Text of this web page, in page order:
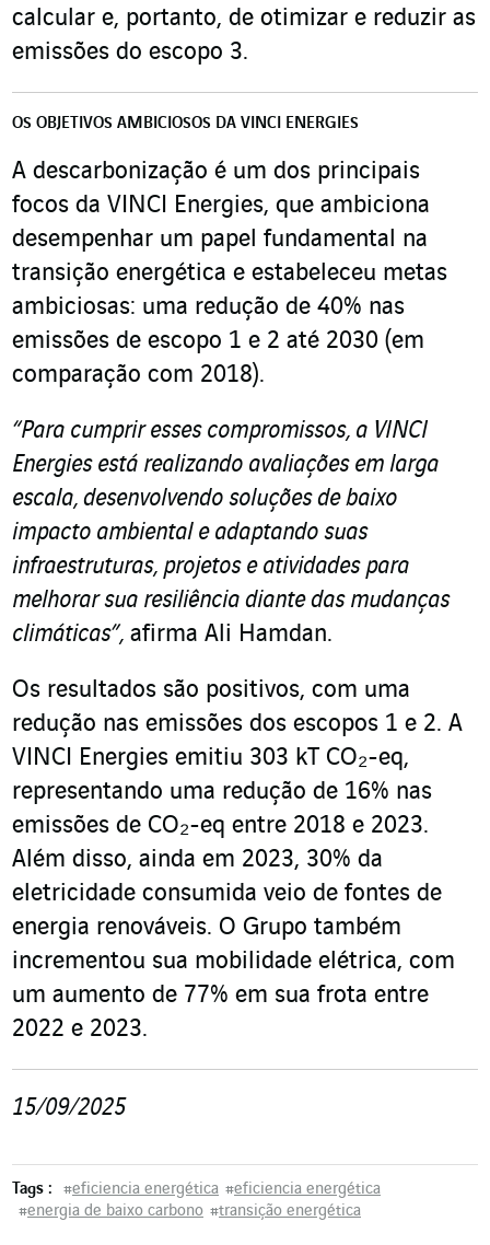
calcular e, portanto, de otimizar e reduzir as
emissões do escopo 3.
OS OBJETIVOS AMBICIOSOS DA VINCI ENERGIES
A descarbonização é um dos principais
focos da VINCI Energies, que ambiciona
desempenhar um papel fundamental na
transição energética e estabeleceu metas
ambiciosas: uma redução de 40% nas
emissões de escopo 1 e 2 até 2030 (em
comparação com 2018).
“Para cumprir esses compromissos, a VINCI
Energies está realizando avaliações em larga
escala, desenvolvendo soluções de baixo
impacto ambiental e adaptando suas
infraestruturas, projetos e atividades para
melhorar sua resiliência diante das mudanças
climáticas”, afirma Ali Hamdan.
Os resultados são positivos, com uma
redução nas emissões dos escopos 1 e 2. A
VINCI Energies emitiu 303 kT CO₂-eq,
representando uma redução de 16% nas
emissões de CO₂-eq entre 2018 e 2023.
Além disso, ainda em 2023, 30% da
eletricidade consumida veio de fontes de
energia renováveis. O Grupo também
incrementou sua mobilidade elétrica, com
um aumento de 77% em sua frota entre
2022 e 2023.
15/09/2025
Tags : #eficiencia energética #eficiencia energética
#energia de baixo carbono #transição energética